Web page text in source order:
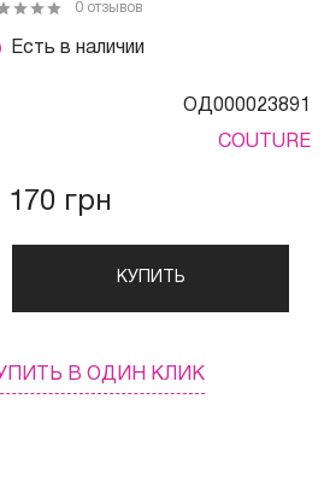
Есть в наличии
0 отзывов
ОД000023891
COUTURE
170 грн
КУПИТЬ
В ОДИН КЛИК